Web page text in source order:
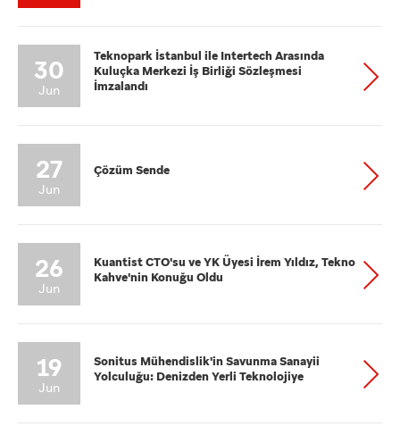
30
Jun
Teknopark İstanbul ile Intertech Arasında
Kuluçka Merkezi İş Birliği Sözleşmesi
İmzalandı
27
Jun
Çözüm Sende
26
Jun
Kuantist CTO'su ve YK Üyesi İrem Yıldız, Tekno
Kahve'nin Konuğu Oldu
19
Jun
Sonitus Mühendislik'in Savunma Sanayii
Yolculuğu: Denizden Yerli Teknolojiye